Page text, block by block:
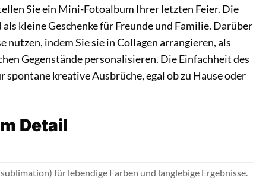
Sie ein Mini-Fotoalbum Ihrer letzten Feier. Die
kleine Geschenke für Freunde und Familie. Darüber
nutzen, indem Sie sie in Collagen arrangieren, als
Gegenstände personalisieren. Die Einfachheit des
kreative Ausbrüche, egal ob zu Hause oder
Detail
für lebendige Farben und langlebige Ergebnisse.